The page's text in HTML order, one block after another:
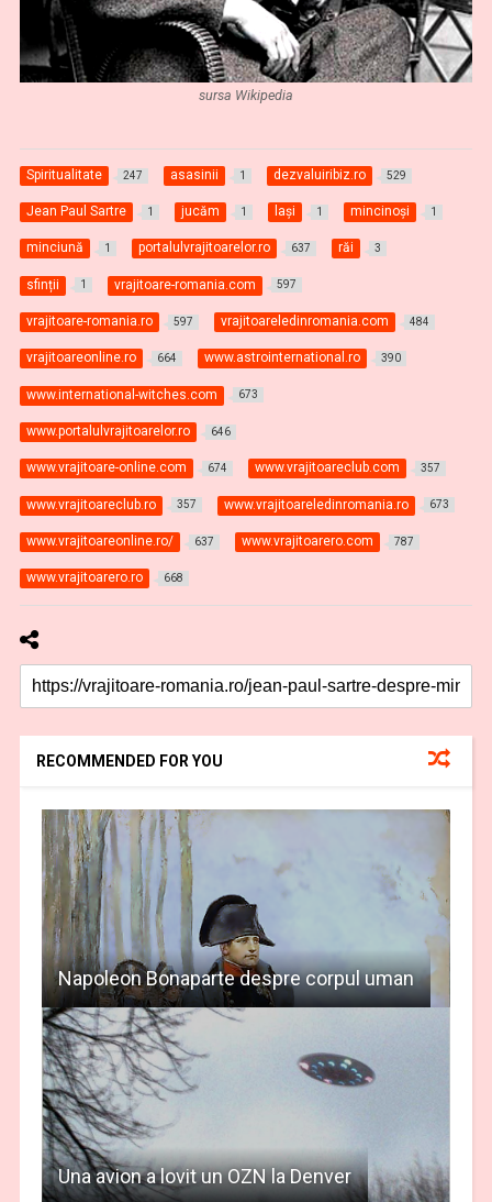
sursa Wikipedia
Spiritualitate 247 asasinii 1 dezvaluiribiz.ro 529
Jean Paul Sartre 1 jucăm 1 lași 1 mincinoși 1
minciună 1 portalulvrajitoarelor.ro 637 răi 3
sfinții 1 vrajitoare-romania.com 597
vrajitoare-romania.ro 597 vrajitoareledinromania.com 484
vrajitoareonline.ro 664 www.astrointernational.ro 390
www.international-witches.com 673
www.portalulvrajitoarelor.ro 646
www.vrajitoare-online.com 674 www.vrajitoareclub.com 357
www.vrajitoareclub.ro 357 www.vrajitoareledinromania.ro 673
www.vrajitoareonline.ro/ 637 www.vrajitoarero.com 787
www.vrajitoarero.ro 668
RECOMMENDED FOR YOU
Napoleon Bonaparte despre corpul uman
Una avion a lovit un OZN la Denver